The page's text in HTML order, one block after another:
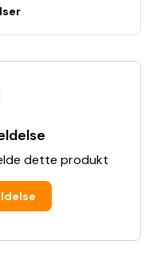
dette produkt